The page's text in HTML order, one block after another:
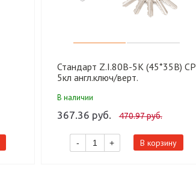
Стандарт Z.I.80В-5K (45*35B) CP
5кл англ.ключ/верт.
В наличии
367.36 руб. 470.97 руб.
- + В корзину